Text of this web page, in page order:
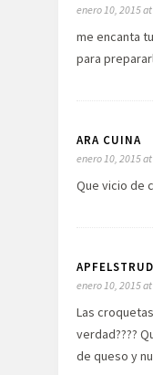
enero 10, 2015
me encanta
para
ARA CUINA
enero 10, 2015
Que vicio de
enero 10, 2015
Las
verdad????
de queso y